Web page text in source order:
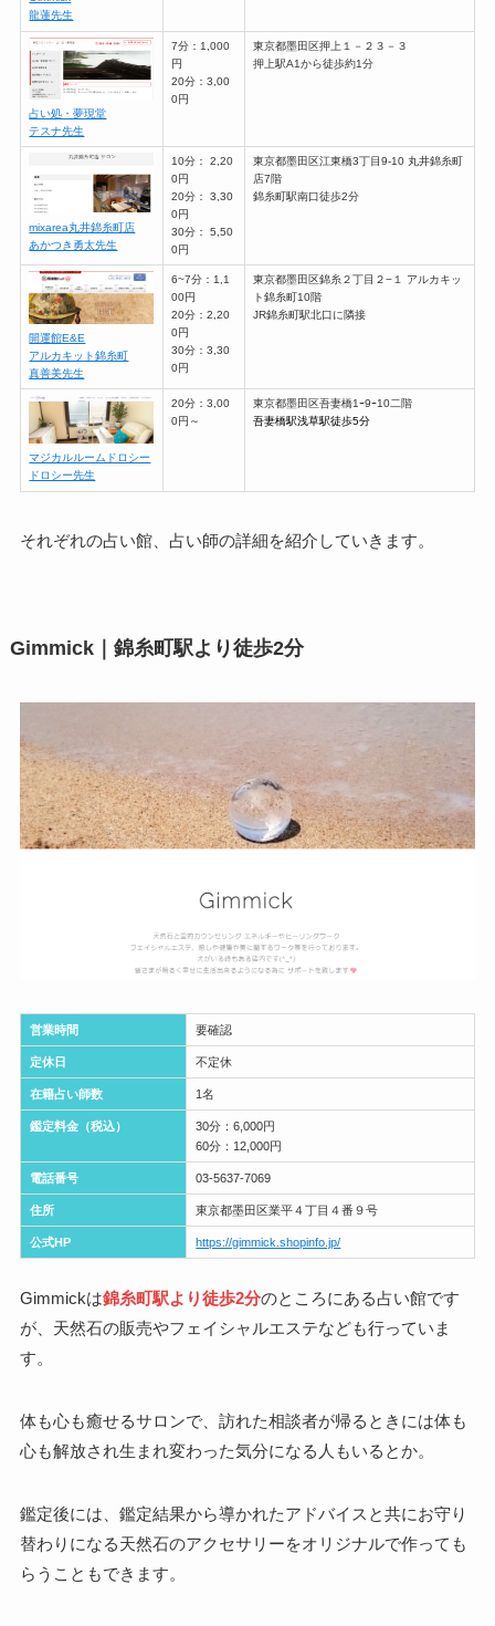
龍蓮先生
占い処・夢現堂
テスナ先生
7分：1,000
円
20分：3,00
0円
東京都墨田区押上１－２３－３
押上駅A1から徒歩約1分
mixarea丸井錦糸町店
あかつき勇太先生
10分： 2,20
0円
20分： 3,30
0円
30分： 5,50
0円
東京都墨田区江東橋3丁目9-10 丸井錦糸町
店7階
錦糸町駅南口徒歩2分
開運館E&E
アルカキット錦糸町
真善美先生
6~7分：1,1
00円
20分：2,20
0円
30分：3,30
0円
東京都墨田区錦糸２丁目２−１ アルカキッ
ト錦糸町10階
JR錦糸町駅北口に隣接
マジカルルームドロシー
ドロシー先生
20分：3,00
0円～
東京都墨田区吾妻橋1ｰ9ｰ10二階
吾妻橋駅浅草駅徒歩5分
それぞれの占い館、占い師の詳細を紹介していきます。
Gimmick｜錦糸町駅より徒歩2分
営業時間 要確認
定休日 不定休
在籍占い師数 1名
鑑定料金（税込）
30分：6,000円
60分：12,000円
電話番号 03-5637-7069
住所 東京都墨田区業平４丁目４番９号
公式HP https://gimmick.shopinfo.jp/
Gimmickは錦糸町駅より徒歩2分のところにある占い館です
が、天然石の販売やフェイシャルエステなども行っていま
す。
体も心も癒せるサロンで、訪れた相談者が帰るときには体も
心も解放され生まれ変わった気分になる人もいるとか。
鑑定後には、鑑定結果から導かれたアドバイスと共にお守り
替わりになる天然石のアクセサリーをオリジナルで作っても
らうこともできます。